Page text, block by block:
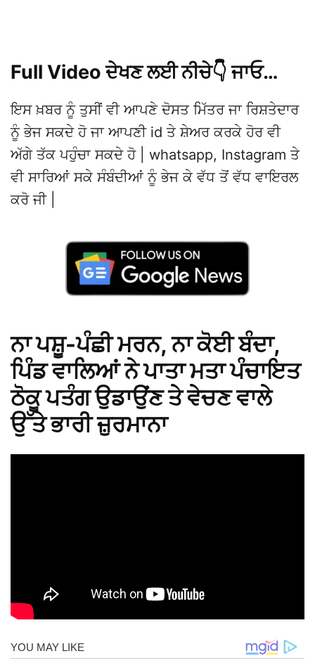
Full Video ਦੇਖਣ ਲਈ ਨੀਚੇ👇 ਜਾਓ…
ਇਸ ਖ਼ਬਰ ਨੂੰ ਤੁਸੀਂ ਵੀ ਆਪਣੇ ਦੋਸਤ ਮਿੱਤਰ ਜਾ ਰਿਸ਼ਤੇਦਾਰ
ਨੂੰ ਭੇਜ ਸਕਦੇ ਹੋ ਜਾ ਆਪਣੀ id ਤੇ ਸ਼ੇਅਰ ਕਰਕੇ ਹੋਰ ਵੀ
ਅੱਗੇ ਤੱਕ ਪਹੁੰਚਾ ਸਕਦੇ ਹੋ | whatsapp, Instagram ਤੇ
ਵੀ ਸਾਰਿਆਂ ਸਕੇ ਸੰਬੰਦੀਆਂ ਨੂੰ ਭੇਜ ਕੇ ਵੱਧ ਤੋਂ ਵੱਧ ਵਾਇਰਲ
ਕਰੋ ਜੀ |
ਨਾ ਪਸ਼ੂ-ਪੰਛੀ ਮਰਨ, ਨਾ ਕੋਈ ਬੰਦਾ,
ਪਿੰਡ ਵਾਲਿਆਂ ਨੇ ਪਾਤਾ ਮਤਾ ਪੰਚਾਇਤ
ਠੋਕੂ ਪਤੰਗ ਉਡਾਉਂਣ ਤੇ ਵੇਚਣ ਵਾਲੇ
ਉੱਤੇ ਭਾਰੀ ਜ਼ੁਰਮਾਨਾ